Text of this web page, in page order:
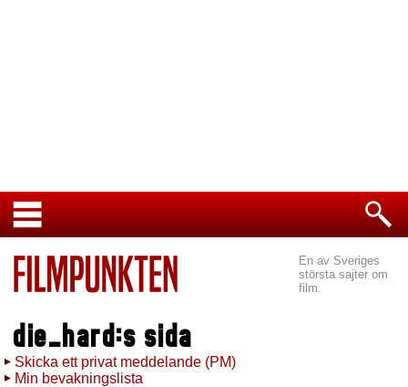
En av Sveriges
största sajter om
film.
die_hard:s sida
Skicka ett privat meddelande (PM)
Min bevakningslista